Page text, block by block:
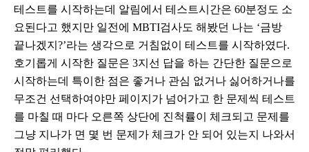
테스트를 시작하는데 알림에서 테스트시간은 60분정도 소
요된다고 했지만 일전에 MBTI검사도 해봤던 나는 ‘금방
끝나겠지?’라는 생각으로 거침없이 테스트를 시작하였다.
호기롭게 시작한 질문은 3지선 답을 하는 간단한 질문으로
시작하는데 특이한 점은 좋거나 관심 없거나 싫어하거나를
무조건 선택하여야만 페이지가 넘어가고 한 문제씩 테스트
를 마칠 때 마다 오른쪽 상단에 진척률이 체크되고 문제를
그냥 지나가 면 몇 번 문제가 체크가 안 되어 있는지 나와서